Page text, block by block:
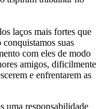
laços mais fortes que
conquistamos suas
com eles de modo
amigos, dificilmente
e enfrentarem as
uma responsabilidade